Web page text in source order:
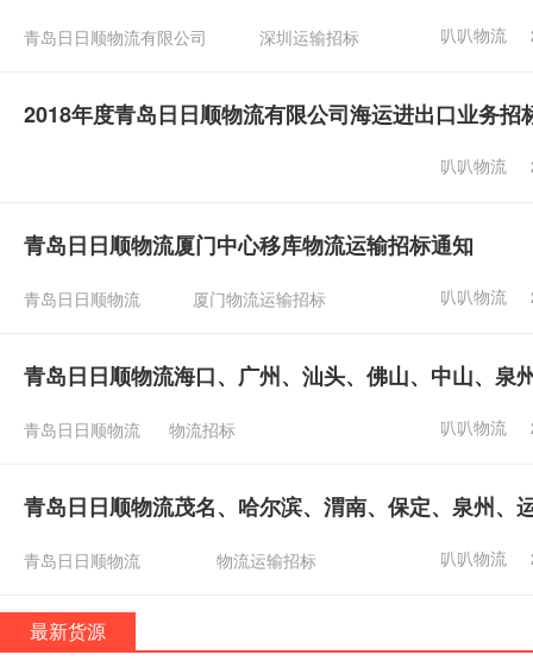
青岛日日顺物流有限公司 深圳运输招标 叭叭物流
2018年度青岛日日顺物流有限公司海运进出口业务招
叭叭物流
青岛日日顺物流厦门中心移库物流运输招标通知
青岛日日顺物流 厦门物流运输招标 叭叭物流
青岛日日顺物流海口、广州、汕头、佛山、中山、泉
青岛日日顺物流 物流招标 叭叭物流
青岛日日顺物流茂名、哈尔滨、渭南、保定、泉州、
青岛日日顺物流 物流运输招标 叭叭物流
最新货源